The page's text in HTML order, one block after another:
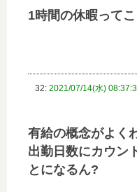
1時間の休暇って
32: 2021/07/14(水)
有給の概念がよく
出勤日数にカウン
とになるん?